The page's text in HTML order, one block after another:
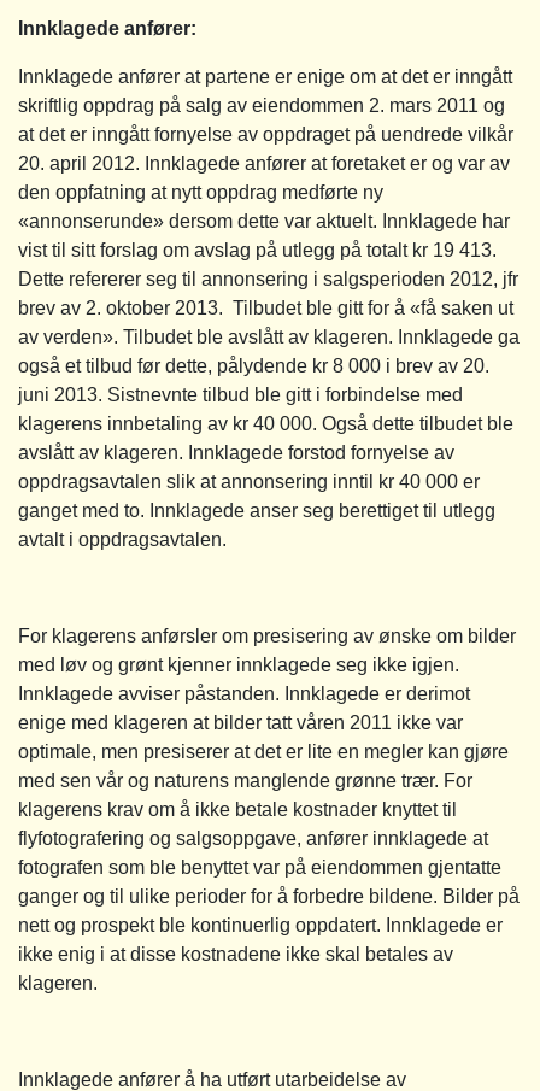
Innklagede anfører:
Innklagede anfører at partene er enige om at det er inngått
skriftlig oppdrag på salg av eiendommen 2. mars 2011 og
at det er inngått fornyelse av oppdraget på uendrede vilkår
20. april 2012. Innklagede anfører at foretaket er og var av
den oppfatning at nytt oppdrag medførte ny
«annonserunde» dersom dette var aktuelt. Innklagede har
vist til sitt forslag om avslag på utlegg på totalt kr 19 413.
Dette refererer seg til annonsering i salgsperioden 2012, jfr
brev av 2. oktober 2013. Tilbudet ble gitt for å «få saken ut
av verden». Tilbudet ble avslått av klageren. Innklagede ga
også et tilbud før dette, pålydende kr 8 000 i brev av 20.
juni 2013. Sistnevnte tilbud ble gitt i forbindelse med
klagerens innbetaling av kr 40 000. Også dette tilbudet ble
avslått av klageren. Innklagede forstod fornyelse av
oppdragsavtalen slik at annonsering inntil kr 40 000 er
ganget med to. Innklagede anser seg berettiget til utlegg
avtalt i oppdragsavtalen.
For klagerens anførsler om presisering av ønske om bilder
med løv og grønt kjenner innklagede seg ikke igjen.
Innklagede avviser påstanden. Innklagede er derimot
enige med klageren at bilder tatt våren 2011 ikke var
optimale, men presiserer at det er lite en megler kan gjøre
med sen vår og naturens manglende grønne trær. For
klagerens krav om å ikke betale kostnader knyttet til
flyfotografering og salgsoppgave, anfører innklagede at
fotografen som ble benyttet var på eiendommen gjentatte
ganger og til ulike perioder for å forbedre bildene. Bilder på
nett og prospekt ble kontinuerlig oppdatert. Innklagede er
ikke enig i at disse kostnadene ikke skal betales av
klageren.
Innklagede anfører å ha utført utarbeidelse av